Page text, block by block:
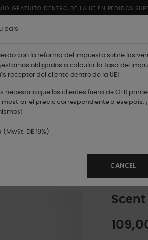
pais
con la reforma del impuesto sobre las
obligados a calcular la tasa del
receptor del cliente dentro de la UE!
necesario que los clientes fuera de GER
el precio correspondiente a ese país.
DE 19%)
CANCEL
GRATUITO DENTRO DE LA UE EN PEDIDOS
Scent